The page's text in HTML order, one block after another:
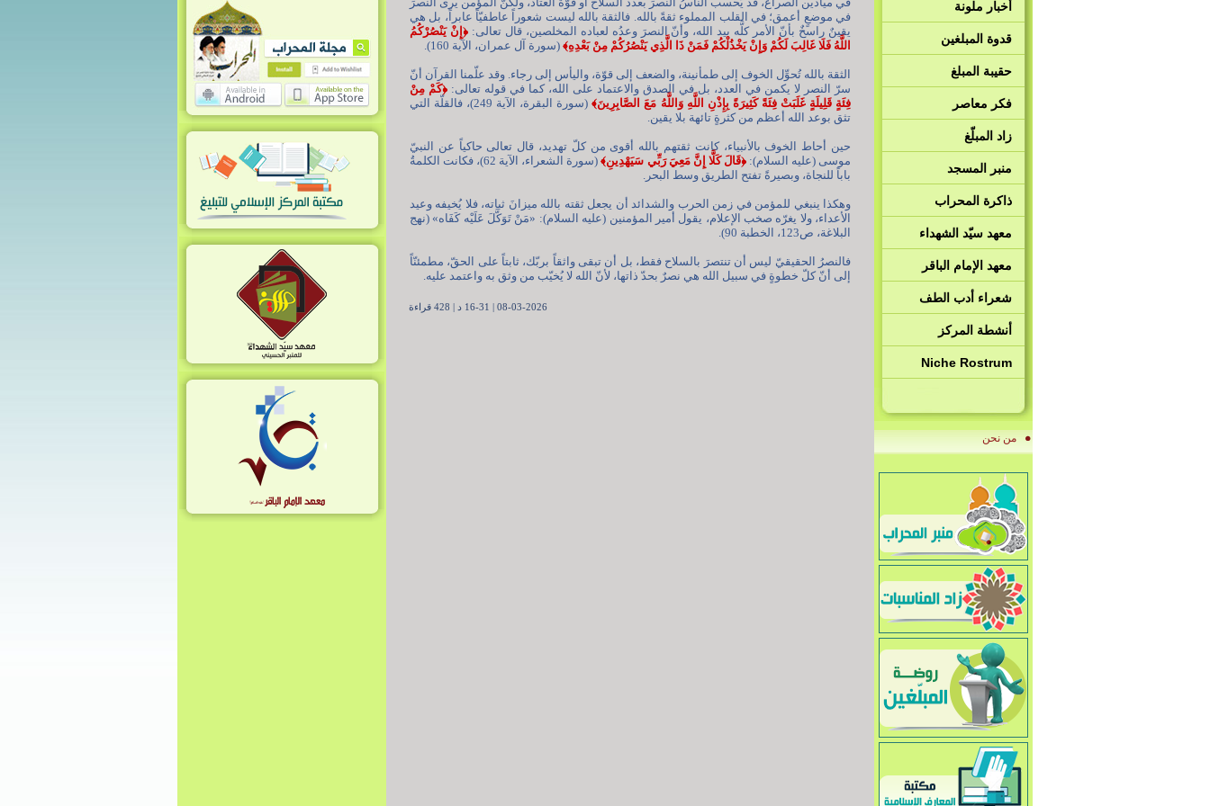
أخبار ملونة
قدوة المبلغين
حقيبة المبلغ
فكر معاصر
زاد المبلّغ
منبر المسجد
ذاكرة المحراب
معهد سيّد الشهداء
معهد الإمام الباقر
شعراء أدب الطف
أنشطة المركز
Niche Rostrum
من نحن
في موضعٍ أعمق؛ في القلب المملوء ثقةً بالله. فالثقة بالله ليست شعوراً عاطفيّاً عابراً، بل هي
يقينٌ راسخٌ بأنّ الأمر كلَّه بيد الله، وأنّ النصرَ وعدُه لعباده المخلصين، قال تعالى:﴿إِنْ يَنْصُرْكُمُ
اللَّهُ فَلَا غَالِبَ لَكُمْ وَإِنْ يَخْذُلْكُمْ فَمَنْ ذَا الَّذِي يَنْصُرُكُمْ مِنْ بَعْدِهِ﴾ (سورة آل عمران، الآية 160).
الثقة بالله تُحوِّل الخوف إلى طمأنينة، والضعف إلى قوّة، واليأس إلى رجاء. وقد علّمنا القرآن أنّ
سرّ النصر لا يكمن في العدد، بل في الصدق والاعتماد على الله، كما في قوله تعالى: ﴿كَمْ مِنْ
فِئَةٍ قَلِيلَةٍ غَلَبَتْ فِئَةً كَثِيرَةً بِإِذْنِ اللَّهِ وَاللَّهُ مَعَ الصَّابِرِينَ﴾
(سورة البقرة، الآية 249)، فالقلّة التي
تثق بوعد الله أعظم من كثرةٍ تائهة بلا يقين.
حين أحاط الخوف بالأنبياء، كانت ثقتهم بالله أقوى من كلّ تهديد، قال تعالى حاكياً عن النبيّ
موسى (عليه السلام):﴿قَالَ كَلَّا إِنَّ مَعِيَ رَبِّي سَيَهْدِينِ﴾
(سورة الشعراء، الآية 62)، فكانت الكلمةُ
باباً للنجاة، وبصيرةً تفتح الطريق وسط البحر.
وهكذا ينبغي للمؤمن في زمن الحرب والشدائد أن يجعل ثقته بالله ميزانَ ثباته، فلا يُخيفه وعيد
الأعداء، ولا يغرّه صخب الإعلام، يقول أمير المؤمنين (عليه السلام): «مَنْ تَوَكَّلَ عَلَيْه كَفَاه» (نهج
البلاغة، ص123، الخطبة 90).
فالنصرُ الحقيقيّ ليس أن تنتصرَ بالسلاح فقط، بل أن تبقى واثقاً بربّك، ثابتاً على الحقّ، مطمئنّاً
إلى أنّ كلّ خطوةٍ في سبيل الله هي نصرٌ بحدّ ذاتها، لأنّ الله لا يُخيّب من وثق به واعتمد عليه.
08-03-2026 | 16-31 د | 428 قراءة